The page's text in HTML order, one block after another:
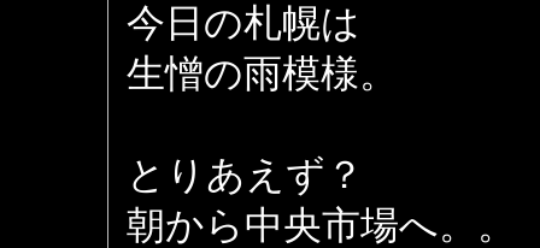
今日の札幌は
生憎の雨模様。
とりあえず？
朝から中央市場へ。。